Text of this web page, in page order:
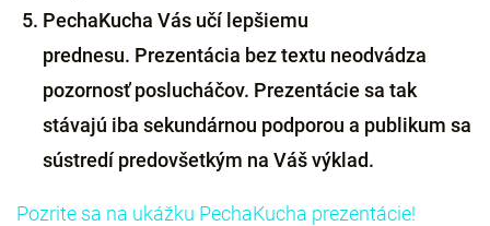
PechaKucha Vás učí lepšiemu
prednesu. Prezentácia bez textu neodvádza
pozornosť poslucháčov. Prezentácie sa tak
stávajú iba sekundárnou podporou a publikum sa
sústredí predovšetkým na Váš výklad.
Pozrite sa na ukážku PechaKucha prezentácie!